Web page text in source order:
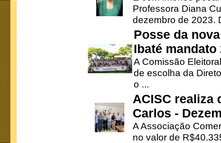
Professora Diana
dezembro de 2023.
Posse da
Ibaté mandato
A Comissão
de escolha da
o ...
ACISC realiza
Carlos -
A Associação
no valor de